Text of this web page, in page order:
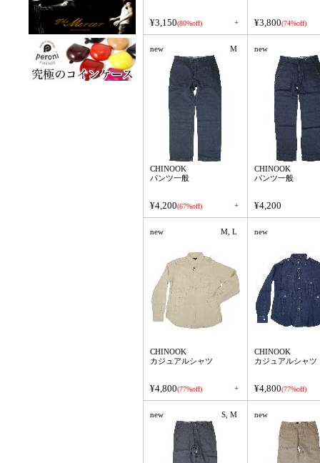
¥3,150(80%off) + ¥3,800(74%off)
new M
CHINOOK
パンツ一般
¥4,200(67%off) +
new
CHINOOK
パンツ一般
¥4,200
new M, L
CHINOOK
カジュアルシャツ
¥4,800(77%off) +
new
CHINOOK
カジュアルシャツ
¥4,800(77%off)
new S, M new